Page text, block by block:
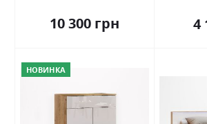
10 300 грн 4
НОВИНКА